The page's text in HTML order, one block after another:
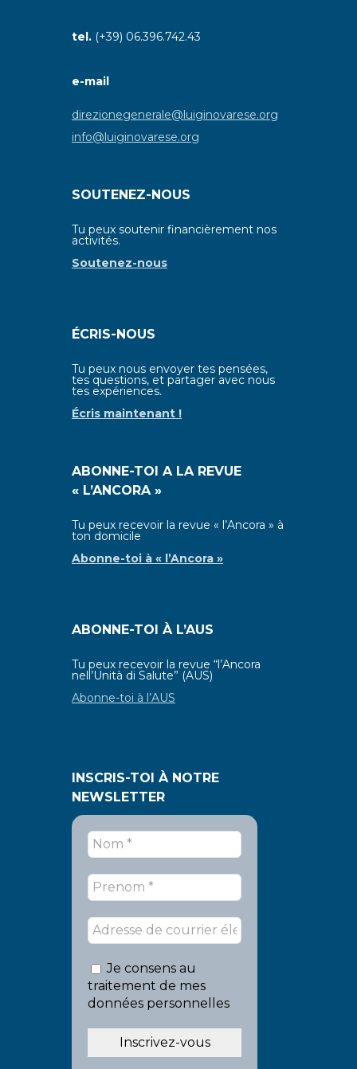
tel. (+39) 06.396.742.43
e-mail
direzionegenerale@luiginovarese.org
info@luiginovarese.org
SOUTENEZ-NOUS
Tu peux soutenir financièrement nos
activités.
Soutenez-nous
ÉCRIS-NOUS
Tu peux nous envoyer tes pensées,
tes questions, et partager avec nous
tes expériences.
Écris maintenant !
ABONNE-TOI A LA REVUE
« L’ANCORA »
Tu peux recevoir la revue « l’Ancora » à
ton domicile
Abonne-toi à « l’Ancora »
ABONNE-TOI À L’AUS
Tu peux recevoir la revue “l’Ancora
nell’Unità di Salute” (AUS)
Abonne-toi à l’AUS
INSCRIS-TOI À NOTRE
NEWSLETTER
Je consens au
traitement de mes
données personnelles